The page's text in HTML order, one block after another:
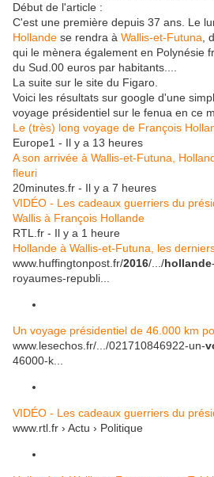
Début de l'article :
C'est une première depuis 37 ans. Le
Hollande se rendra à Wallis-et-Futuna ,
qui le mènera également en Polynésie
du Sud.00 euros par habitants....
La suite sur le site du Figaro.
Voici les résultats sur google d'une
voyage présidentiel sur le fenua en ce
Le (très) long voyage de François
Europe1‎ - Il y a 13 heures
A son arrivée à Wallis-et-Futuna,
fleuri
20minutes.fr‎ - Il y a 7 heures
VIDÉO - Les cadeaux guerriers du
Wallis à François Hollande
RTL.fr‎ - Il y a 1 heure
Hollande à Wallis-et-Futuna, les
www.huffingtonpost.fr/2016/.../hollande-
royaumes-republi...
Un voyage présidentiel de 46.000 km
www.lesechos.fr/.../021710846922-un-
46000-k...
VIDÉO - Les cadeaux guerriers du
www.rtl.fr › Actu › Politique